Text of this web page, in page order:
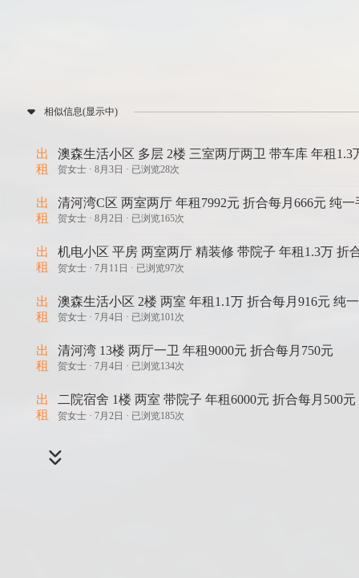
相似信息(显示中)
出
租
澳森生活小区 多层 2楼 三室两厅两卫 带车库 年租1.3
贺女士 ·8月3日 · 已浏览28次
出
租
清河湾C区 两室两厅 年租7992元 折合每月666元 纯一
贺女士 ·8月2日 · 已浏览165次
出
租
机电小区 平房 两室两厅 精装修 带院子 年租1.3万 折
贺女士 ·7月11日 · 已浏览97次
出
租
澳森生活小区 2楼 两室 年租1.1万 折合每月916元 纯
贺女士 ·7月4日 · 已浏览101次
出
租
清河湾 13楼 两厅一卫 年租9000元 折合每月750元
贺女士 ·7月4日 · 已浏览134次
出
租
二院宿舍 1楼 两室 带院子 年租6000元 折合每月500元
贺女士 ·7月2日 · 已浏览185次